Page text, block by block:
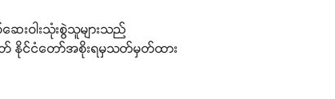
းဝါးသုံးစွဲသူများသည်
တ် နိုင်ငံတော်အစိုးရမှသတ်မှတ်ထား